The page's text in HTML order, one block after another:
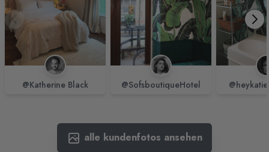
@Katherine Black @SofsboutiqueHotel
alle kundenfotos ansehen